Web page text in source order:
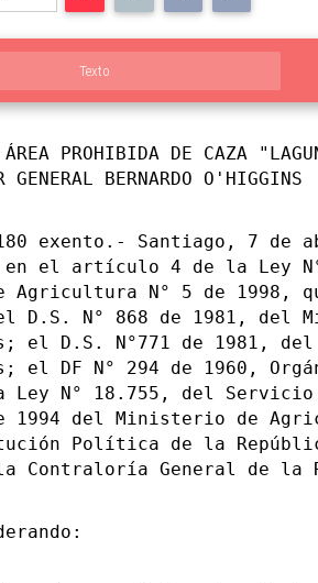
Texto
ÁREA PROHIBIDA DE CAZA
GENERAL BERNARDO O'HIGGINS
exento.- Santiago, 7 de
en el artículo 4 de la Ley
Agricultura N° 5 de 1998,
D.S. N° 868 de 1981, del
el D.S. N°771 de 1981,
el DF N° 294 de 1960,
Ley N° 18.755, del
1994 del Ministerio de
Política de la
Contraloría General de la